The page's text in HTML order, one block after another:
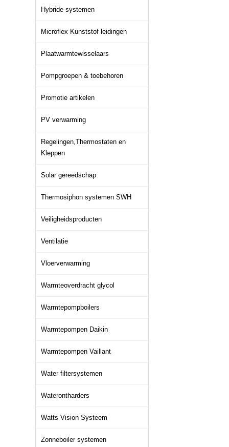
Hybride systemen
Microflex Kunststof leidingen
Plaatwarmtewisselaars
Pompgroepen & toebehoren
Promotie artikelen
PV verwarming
Regelingen,Thermostaten en
Kleppen
Solar gereedschap
Thermosiphon systemen SWH
Veiligheidsproducten
Ventilatie
Vloerverwarming
Warmteoverdracht glycol
Warmtepompboilers
Warmtepompen Daikin
Warmtepompen Vaillant
Water filtersystemen
Waterontharders
Watts Vision Systeem
Zonneboiler systemen